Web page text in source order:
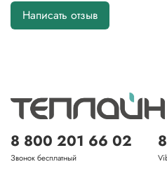
Написать отзыв
8 800 201 66 02
Звонок бесплатный